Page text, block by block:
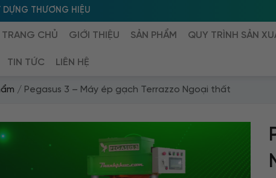
DỰNG THƯƠNG HIỆU
TRANG CHỦ GIỚI THIỆU SẢN PHẨM QUY TRÌNH SẢN
TIN TỨC LIÊN HỆ
/ Pegasus 3 – Máy ép gạch Terrazzo Ngoại thất